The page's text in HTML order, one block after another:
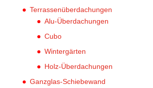
Terrassenüberdachungen
Alu-Überdachungen
Cubo
Wintergärten
Holz-Überdachungen
Ganzglas-Schiebewand